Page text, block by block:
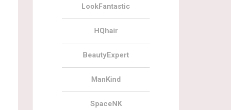
LookFantastic
HQhair
BeautyExpert
ManKind
SpaceNK